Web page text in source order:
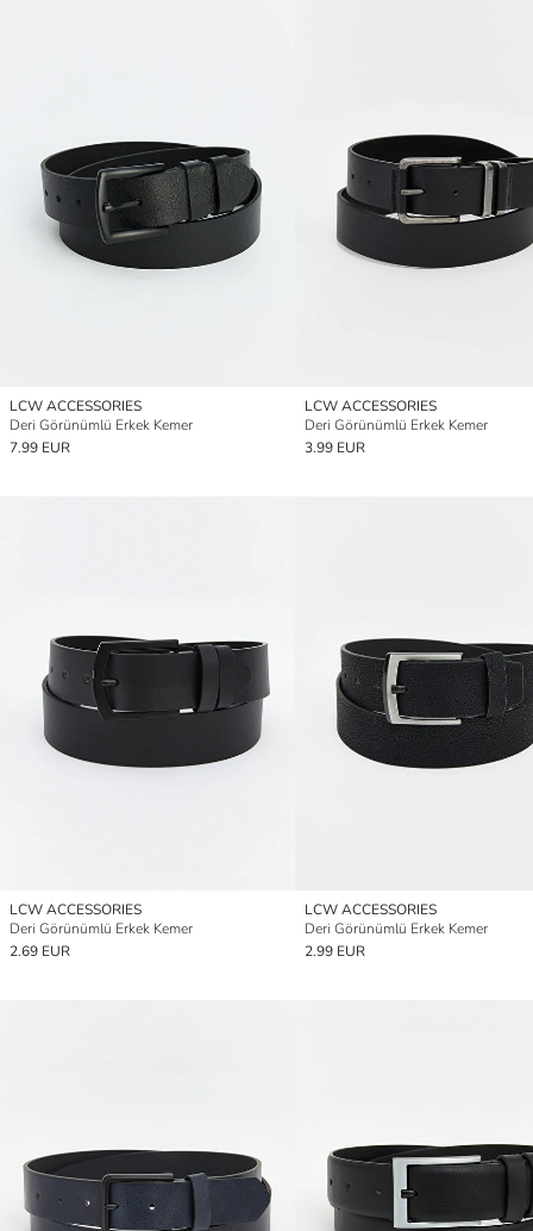
LCW ACCESSORIES
Deri Görünümlü Erkek Kemer
7.99 EUR
LCW ACCESSORIES
Deri Görünümlü Erkek Kemer
3.99 EUR
LCW ACCESSORIES
Deri Görünümlü Erkek Kemer
2.69 EUR
LCW ACCESSORIES
Deri Görünümlü Erkek Kemer
2.99 EUR